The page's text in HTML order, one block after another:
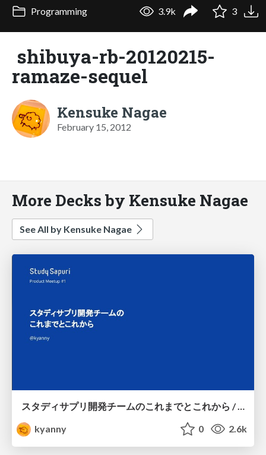
Programming 3.9k 3
shibuya-rb-20120215-
ramaze-sequel
Kensuke Nagae
February 15, 2012
More Decks by Kensuke Nagae
See All by Kensuke Nagae
スタディサプリ開発チームのこれまでとこれから / StudySapuri Product Meetup #1
kyanny
0 2.6k